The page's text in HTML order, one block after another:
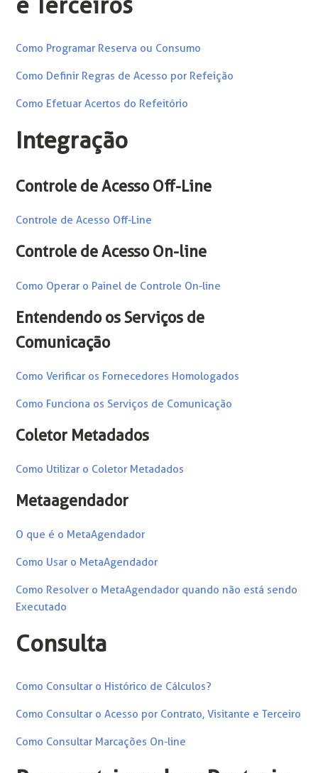
e Terceiros
Como Programar Reserva ou Consumo
Como Definir Regras de Acesso por Refeição
Como Efetuar Acertos do Refeitório
Integração
Controle de Acesso Off-Line
Controle de Acesso Off-Line
Controle de Acesso On-line
Como Operar o Painel de Controle On-line
Entendendo os Serviços de
Comunicação
Como Verificar os Fornecedores Homologados
Como Funciona os Serviços de Comunicação
Coletor Metadados
Como Utilizar o Coletor Metadados
Metaagendador
O que é o MetaAgendador
Como Usar o MetaAgendador
Como Resolver o MetaAgendador quando não está sendo
Executado
Consulta
Como Consultar o Histórico de Cálculos?
Como Consultar o Acesso por Contrato, Visitante e Terceiro
Como Consultar Marcações On-line